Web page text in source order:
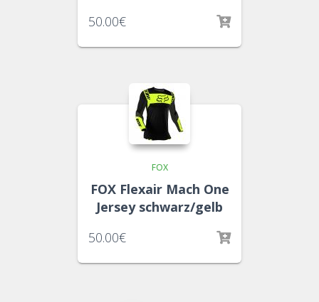
50.00€
FOX
FOX Flexair Mach One
Jersey schwarz/gelb
50.00€